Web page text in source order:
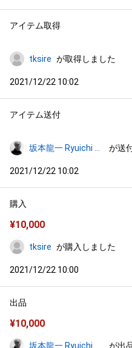
アイテム取得
tksire が取得しました
2021/12/22 10:02
アイテム送付
が送
2021/12/22 10:02
購入
¥10,000
tksire が購入しました
2021/12/22 10:00
出品
¥10,000
が出